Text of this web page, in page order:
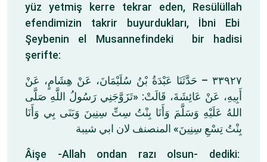
yüz yetmiş kerre tekrar eden, Resülüllah
efendimizin takrir buyurdukları, İbni Ebi
Şeybenin el Musannefindeki bir hadisi
şerifte:
٣٣٩٢٧ – حَدَّثَنَا عَبْدَةُ بْنُ سُلَيْمَانَ، عَنْ هِشَامٍ، عَنْ
أَبِيهِ، عَنْ عَائِشَةَ، قَالَتْ: «تَزَوَّجَنِي رَسُولُ اللَّهِ صَلَّى
اللهُ عَلَيْهِ وَسَلَّمَ وَأَنَا بِنْتُ سِتِّ سِنِينَ وَبَنَى بِي وَأَنَا
بِنْتُ تِسْعِ سِنِينَ» المنصنف لان ابي شيبة
Âişe -Allah ondan razı olsun- dediki: